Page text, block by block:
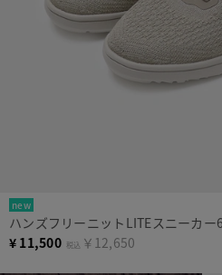
new
ハンズフリーニットLITEスニーカー
¥ 11,500 税込 ￥12,650